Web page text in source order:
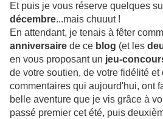
Et puis je vous réserve quelques
décembre...mais chuuut !
En attendant, je tenais à fêter
anniversaire de ce blog (et les
en vous proposant un jeu-
de votre soutien, de votre fidélité
commentaires qui aujourd'hui, ont
belle aventure que je vis grâce à
passé premier cet été, puis